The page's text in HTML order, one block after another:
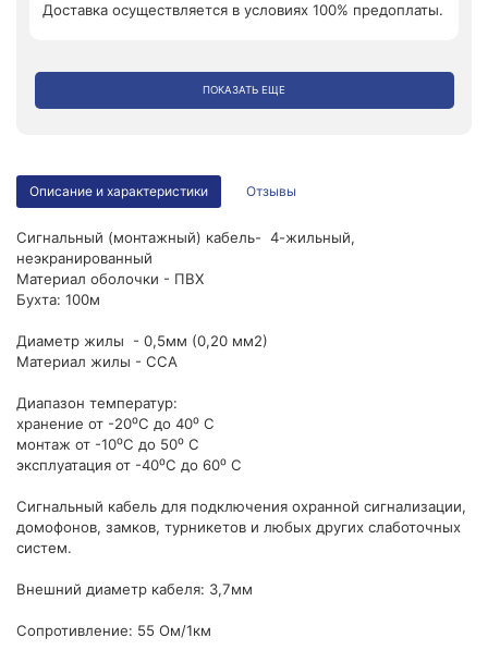
Доставка осуществляется в условиях 100% предоплаты.
ПОКАЗАТЬ ЕЩЕ
Описание и характеристики Отзывы
Сигнальный (монтажный) кабель- 4-жильный,
неэкранированный
Материал оболочки - ПВХ
Бухта: 100м
Диаметр жилы - 0,5мм (0,20 мм2)
Материал жилы - ССА
Диапазон температур:
хранение от -20⁰С до 40⁰ С
монтаж от -10⁰С до 50⁰ С
эксплуатация от -40⁰С до 60⁰ С
Сигнальный кабель для подключения охранной сигнализации,
домофонов, замков, турникетов и любых других слаботочных
систем.
Внешний диаметр кабеля: 3,7мм
Сопротивление: 55 Ом/1км